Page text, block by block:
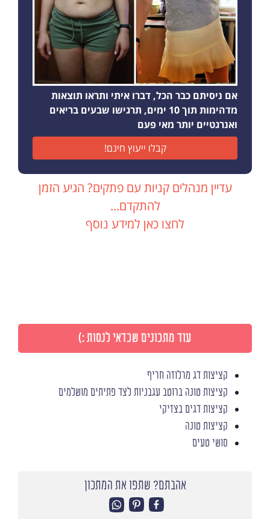
אם ניסיתם כבר הכל, דברו איתי ותראו תוצאות
מדהימות תוך 10 ימים, תרגישו שבעים בריאים
ואנרגטיים יותר מאי פעם
קבלו ייעוץ חינם!
עדיין מנהלים קניות עם פתקים? הגיע הזמן
להתקדם...
לחצו כאן למידע נוסף
עוד מתכונים שכדאי לנסות :)
קציצות דג מרלוזה חריף
קציצות טונה ברוטב עגבניות לצד פתיתים מושלמים
קציצות דגים בצזיקי
קציצות טונה
סושי טעים
אהבתם? שתפו את המתכון